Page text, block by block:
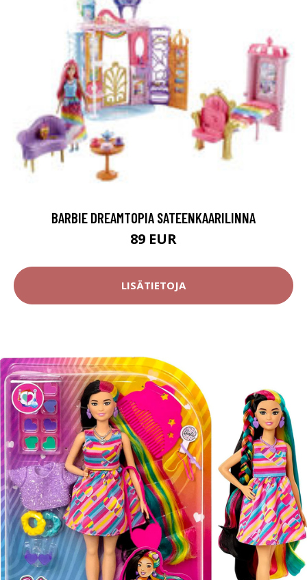
BARBIE DREAMTOPIA SATEENKAARILINNA
89 EUR
LISÄTIETOJA